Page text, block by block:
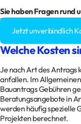
Sie haben Fragen rund
Baugenehmigung?
Jetzt unverbindlich
Welche Kosten
Je nach Art des Antrags
anfallen. Im
Bauantrags Gebühren
Beratungsangebote in
werden häufig spezielle
Projekten berechnet.